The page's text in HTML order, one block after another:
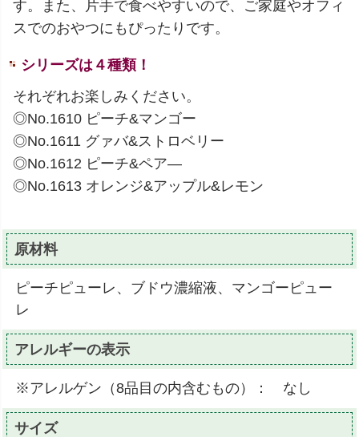
す。また、片手で食べやすいので、ご家庭やオフィ
スでのおやつにもぴったりです。
シリーズは４種類！
それぞれお楽しみください。
◎No.1610 ピーチ&マンゴー
◎No.1611 グァバ&ストロベリー
◎No.1612 ピーチ&ペア―
◎No.1613 オレンジ&アップル&レモン
原材料
ピーチピューレ、ブドウ濃縮液、マンゴーピュー
レ
アレルギーの表示
※アレルゲン（8品目の内含むもの）： なし
サイズ